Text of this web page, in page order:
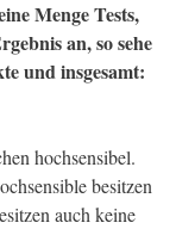
Menge Tests,
an, so sehe
und insgesamt:
hochsensibel.
besitzen
auch keine